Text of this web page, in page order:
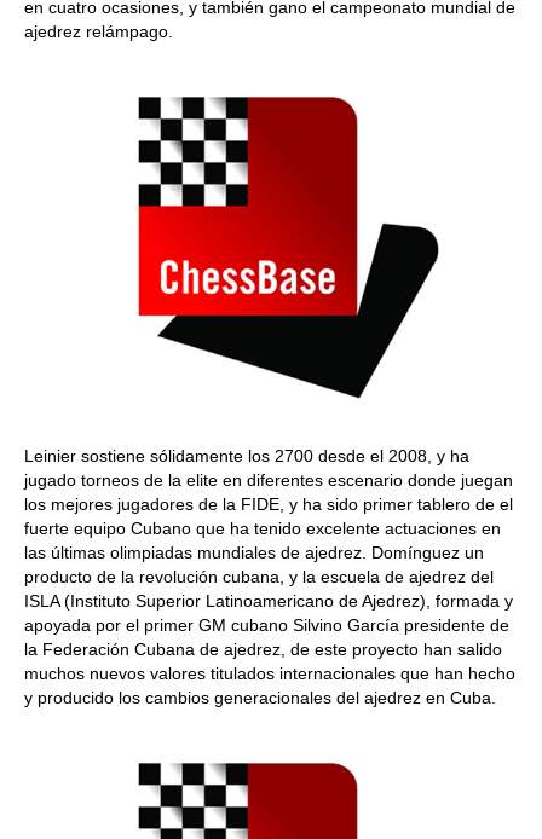
en cuatro ocasiones, y también gano el campeonato mundial de
ajedrez relámpago.
Leinier sostiene sólidamente los 2700 desde el 2008, y ha
jugado torneos de la elite en diferentes escenario donde juegan
los mejores jugadores de la FIDE, y ha sido primer tablero de el
fuerte equipo Cubano que ha tenido excelente actuaciones en
las últimas olimpiadas mundiales de ajedrez. Domínguez un
producto de la revolución cubana, y la escuela de ajedrez del
ISLA (Instituto Superior Latinoamericano de Ajedrez), formada y
apoyada por el primer GM cubano Silvino García presidente de
la Federación Cubana de ajedrez, de este proyecto han salido
muchos nuevos valores titulados internacionales que han hecho
y producido los cambios generacionales del ajedrez en Cuba.